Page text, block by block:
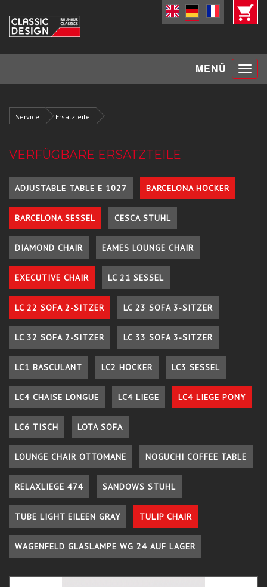
MENÜ Toggle
Service Ersatzteile
VERFÜGBARE ERSATZTEILE
ADJUSTABLE TABLE E 1027 BARCELONA HOCKER
BARCELONA SESSEL CESCA STUHL
DIAMOND CHAIR EAMES LOUNGE CHAIR
EXECUTIVE CHAIR LC 21 SESSEL
LC 22 SOFA 2-SITZER LC 23 SOFA 3-SITZER
LC 32 SOFA 2-SITZER LC 33 SOFA 3-SITZER
LC1 BASCULANT LC2 HOCKER LC3 SESSEL
LC4 CHAISE LONGUE LC4 LIEGE LC4 LIEGE PONY
LC6 TISCH LOTA SOFA
LOUNGE CHAIR OTTOMANE NOGUCHI COFFEE TABLE
RELAXLIEGE 474 SANDOWS STUHL
TUBE LIGHT EILEEN GRAY TULIP CHAIR
WAGENFELD GLASLAMPE WG 24 AUF LAGER